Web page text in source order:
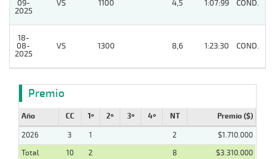
09-
2025
VS 1100 4,5 1:07:99 COND.
18-
08-
2025
VS 1300 8,6 1:23:30 COND.
Premio
Año CC 1º 2º 3º 4º NT Premio ($)
2026 3 1 2
$1.710.000
Total
10 2 8
$3.310.000